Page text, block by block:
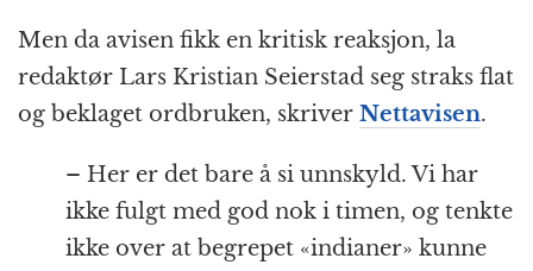
Men da avisen fikk en kritisk reaksjon, la
redaktør Lars Kristian Seierstad seg straks flat
og beklaget ordbruken, skriver Nettavisen.
– Her er det bare å si unnskyld. Vi har
ikke fulgt med god nok i timen, og tenkte
ikke over at begrepet «indianer» kunne